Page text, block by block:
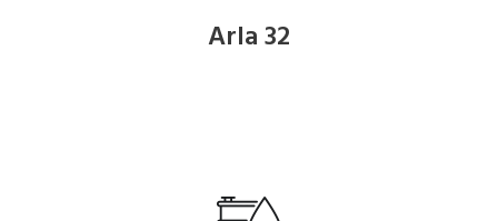
Arla 32